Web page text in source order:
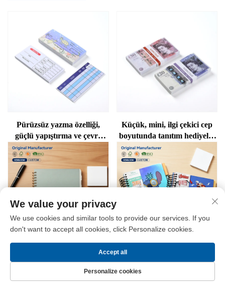
Pürüzsüz yazma özelliği,
güçlü yapıştırma ve çevre
dostu tasarım ile küçük cep
boyutunda, ucuz ancak
yüksek kaliteli ofis not defteri
Küçük, mini, ilgi çekici cep
boyutunda tanıtım hediyelik
Euro not defteri
Döndürülebilir Spiral Bobinli
Tel Spiral Bağlantılı Katalog,
We value your privacy
We use cookies and similar tools to provide our services. If you
don't want to accept all cookies, click Personalize cookies.
Personalize cookies
Accept all